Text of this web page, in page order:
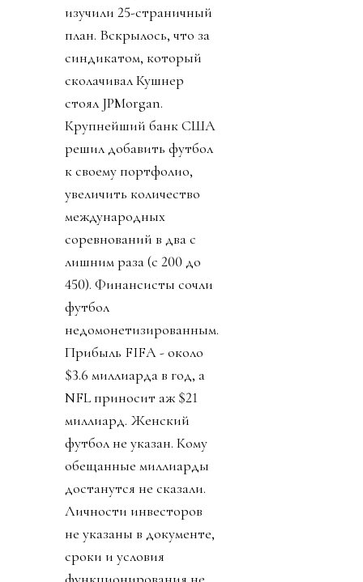
изучили 25-страничный
план. Вскрылось, что за
синдикатом, который
сколачивал Кушнер
стоял JPMorgan.
Крупнейший банк США
решил добавить футбол
к своему портфолио,
увеличить количество
международных
соревнований в два с
лишним раза (с 200 до
450). Финансисты сочли
футбол
недомонетизированным.
Прибыль FIFA - около
$3.6 миллиарда в год, а
NFL приносит аж $21
миллиард. Женский
футбол не указан. Кому
обещанные миллиарды
достанутся не сказали.
Личности инвесторов
не указаны в документе,
сроки и условия